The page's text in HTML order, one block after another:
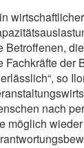
Betroffenen,
Fachkräfte der
so
nach
möglich